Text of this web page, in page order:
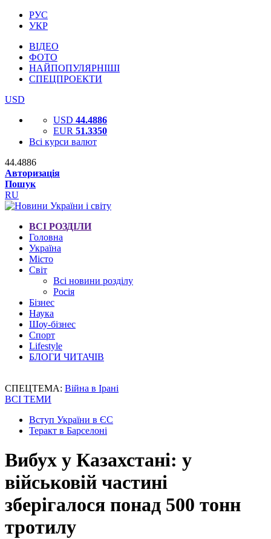
РУС
УКР
ВІДЕО
ФОТО
НАЙПОПУЛЯРНІШІ
СПЕЦПРОЕКТИ
USD
USD 44.4886
EUR 51.3350
Всі курси валют
44.4886
Авторизація
Пошук
RU
ВСІ РОЗДІЛИ
Головна
Україна
Місто
Світ
Всі новини розділу
Росія
Бізнес
Наука
Шоу-бізнес
Спорт
Lifestyle
БЛОГИ ЧИТАЧІВ
СПЕЦТЕМА: Війна в Ірані
ВСІ ТЕМИ
Вступ України в ЄС
Теракт в Барселоні
Вибух у Казахстані: у
військовій частині
зберігалося понад 500 тонн
тротилу